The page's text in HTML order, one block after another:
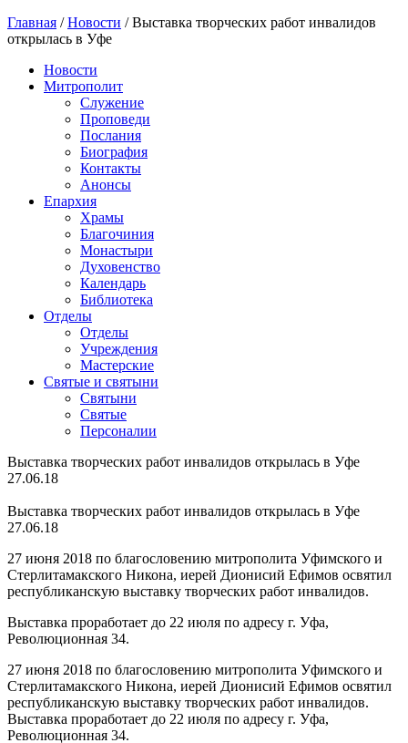
Главная /Новости /Выставка творческих работ инвалидов
открылась в Уфе
Новости
Митрополит
Служение
Проповеди
Послания
Биография
Контакты
Анонсы
Епархия
Храмы
Благочиния
Монастыри
Духовенство
Календарь
Библиотека
Отделы
Отделы
Учреждения
Мастерские
Святые и святыни
Cвятыни
Cвятые
Персоналии
Выставка творческих работ инвалидов открылась в Уфе
27.06.18
Выставка творческих работ инвалидов открылась в Уфе
27.06.18
27 июня 2018 по благословению митрополита Уфимского и
Стерлитамакского Никона, иерей Дионисий Ефимов освятил
республиканскую выставку творческих работ инвалидов.
Выставка проработает до 22 июля по адресу г. Уфа,
Революционная 34.
27 июня 2018 по благословению митрополита Уфимского и
Стерлитамакского Никона, иерей Дионисий Ефимов освятил
республиканскую выставку творческих работ инвалидов.
Выставка проработает до 22 июля по адресу г. Уфа,
Революционная 34.